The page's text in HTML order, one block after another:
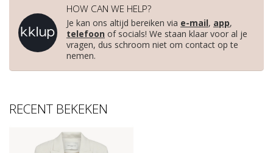
HOW CAN WE HELP?
Je kan ons altijd bereiken via e-mail, app,
telefoon of socials! We staan klaar voor al je
vragen, dus schroom niet om contact op te
nemen.
RECENT BEKEKEN